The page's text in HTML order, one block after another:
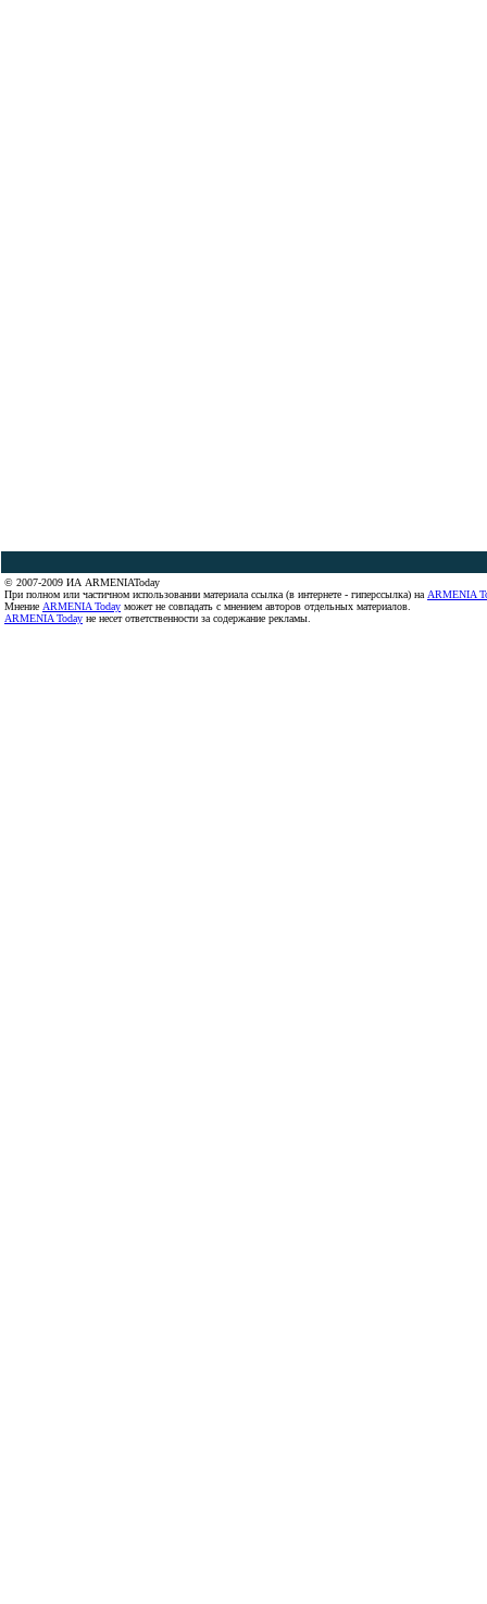
© 2007-2009 ИА ARMENIAToday
При полном или частичном использовании материала ссылка (в интернете - гиперссылка) на ARMENIA
Мнение ARMENIA Today может не совпадать с мнением авторов отдельных материалов.
ARMENIA Today не несет ответственности за содержание рекламы.